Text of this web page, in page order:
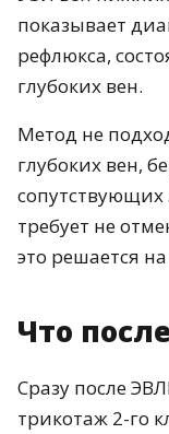
показывает
рефлюкса,
глубоких вен.
Метод не
глубоких вен,
сопутствующих
требует не
это решается
Что
Сразу после
трикотаж 2-го